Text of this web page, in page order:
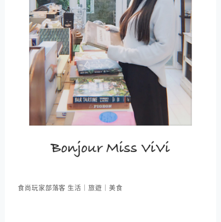
食尚玩家部落客 生活｜旅遊｜美食